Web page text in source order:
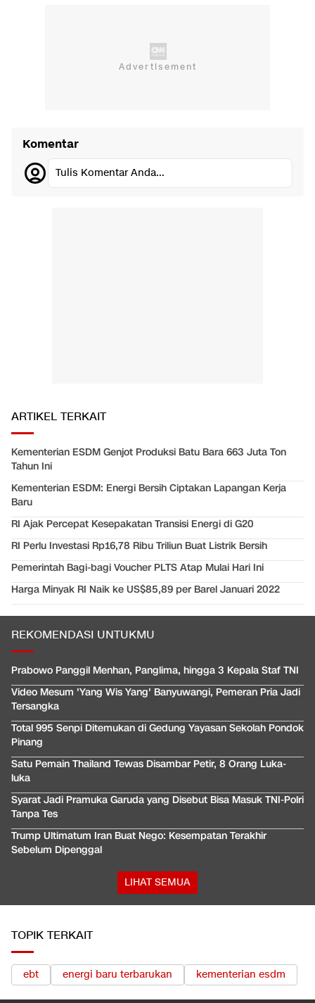
Komentar
Tulis Komentar Anda...
ARTIKEL TERKAIT
Kementerian ESDM Genjot Produksi Batu Bara 663 Juta Ton
Tahun Ini
Kementerian ESDM: Energi Bersih Ciptakan Lapangan Kerja
Baru
RI Ajak Percepat Kesepakatan Transisi Energi di G20
RI Perlu Investasi Rp16,78 Ribu Triliun Buat Listrik Bersih
Pemerintah Bagi-bagi Voucher PLTS Atap Mulai Hari Ini
Harga Minyak RI Naik ke US$85,89 per Barel Januari 2022
REKOMENDASI UNTUKMU
Prabowo Panggil Menhan, Panglima, hingga 3 Kepala Staf TNI
Video Mesum 'Yang Wis Yang' Banyuwangi, Pemeran Pria Jadi
Tersangka
Total 995 Senpi Ditemukan di Gedung Yayasan Sekolah Pondok
Pinang
Satu Pemain Thailand Tewas Disambar Petir, 8 Orang Luka-
luka
Syarat Jadi Pramuka Garuda yang Disebut Bisa Masuk TNI-Polri
Tanpa Tes
Trump Ultimatum Iran Buat Nego: Kesempatan Terakhir
Sebelum Dipenggal
LIHAT SEMUA
TOPIK TERKAIT
ebt energi baru terbarukan kementerian esdm